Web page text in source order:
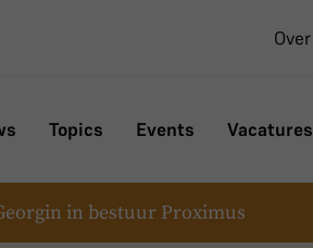
Over
Topics Events Vacatures
in bestuur Proximus